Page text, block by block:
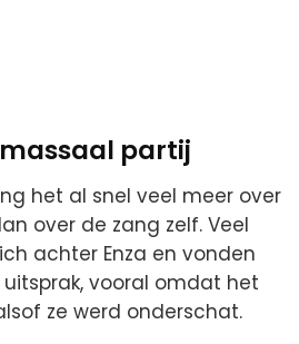
partij
het al snel veel meer over
over de zang zelf. Veel
achter Enza en vonden
vooral omdat het
ze werd onderschat.